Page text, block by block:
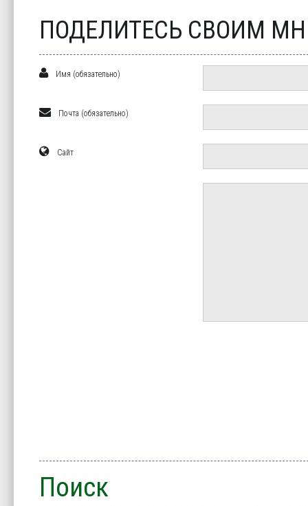
ПОДЕЛИТЕСЬ СВОИМ
Имя (обязательно)
Почта (обязательно)
Сайт
Поиск